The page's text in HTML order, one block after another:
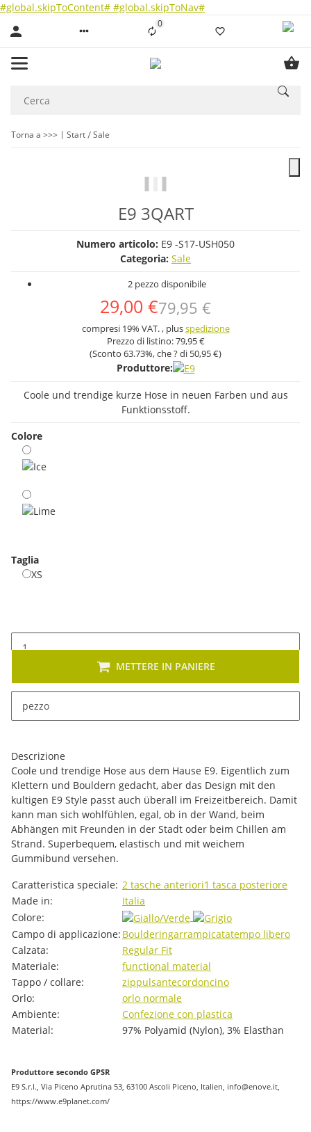
#global.skipToContent# #global.skipToNav#
0Liste ist leer
Torna a >>> Start Sale
E9 3QART
Numero articolo: E9 -S17-USH050
Categoria: Sale
2 pezzo disponibile
29,00 €79,95 €
compresi 19% VAT. , plusspedizione
Prezzo di listino:79,95 €
(Sconto 63.73%, che ? di 50,95 €)
Produttore:
Coole und trendige kurze Hose in neuen Farben und aus
Funktionsstoff.
Colore
Ice
Taglia
XS
pezzo
METTERE IN PANIERE
Sono disponibili diverse varianti di questo articolo. Seleziona
la variante desiderata.
Descrizione
Coole und trendige Hose aus dem Hause E9. Eigentlich zum
Klettern und Bouldern gedacht, aber das Design mit den
kultigen E9 Style passt auch überall im Freizeitbereich. Damit
kann man sich wohlfühlen, egal, ob in der Wand, beim
Abhängen mit Freunden in der Stadt oder beim Chillen am
Strand. Superbequem, elastisch und mit weichem
Gummibund versehen.
#productDetails.itemInformation#
#productDetails.itemValue#
Caratteristica speciale: 2 tasche anteriori1 tasca posteriore
Made in:
Italia
Colore:
Campo di applicazione: Boulderingarrampicatatempo libero
Calzata:
Regular Fit
Materiale:
functional material
Tappo / collare:
zippulsantecordoncino
Orlo:
orlo normale
Ambiente:
Confezione con plastica
Material:
97% Polyamid (Nylon), 3% Elasthan
Produttore secondo GPSR
E9 S.r.l., Via Piceno Aprutina 53, 63100 Ascoli Piceno, Italien, info@enove.it,
https://www.e9planet.com/